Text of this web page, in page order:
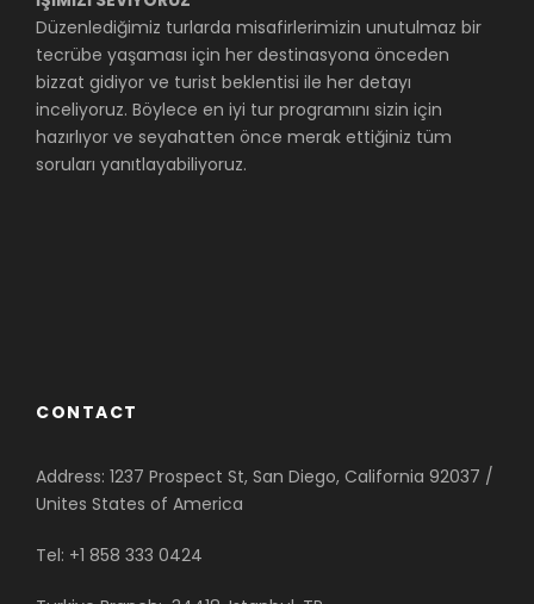
Düzenlediğimiz turlarda misafirlerimizin unutulmaz bir
tecrübe yaşaması için her destinasyona önceden
bizzat gidiyor ve turist beklentisi ile her detayı
inceliyoruz. Böylece en iyi tur programını sizin için
hazırlıyor ve seyahatten önce merak ettiğiniz tüm
soruları yanıtlayabiliyoruz.
CONTACT
Address: 1237 Prospect St, San Diego, California 92037 /
Unites States of America
Tel: +1 858 333 0424